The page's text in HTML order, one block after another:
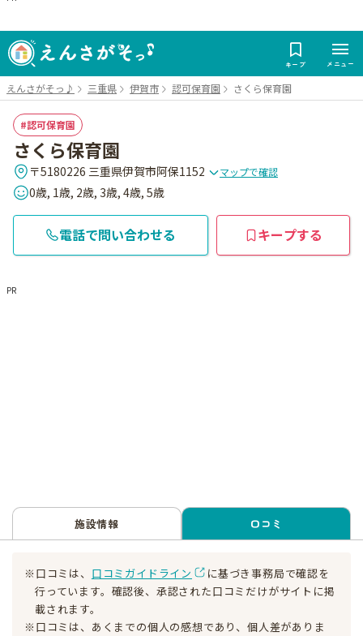
キープ メニュー
えんさがそっ♪ 三重県 伊賀市 認可保育園 さくら保育園
認可保育園
さくら保育園
〒5180226 三重県伊賀市阿保1152 マップで確認
0歳, 1歳, 2歳, 3歳, 4歳, 5歳
電話で問い合わせる キープする
PR
施設情報 口コミ
※口コミは、 口コミガイドライン
に基づき事務局で確認を
行っています。確認後、承認された口コミだけがサイトに掲
載されます。
※口コミは、あくまでの個人の感想であり、個人差がありま